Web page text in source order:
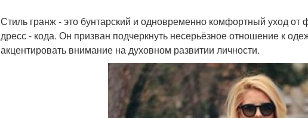
Стиль гранж - это бунтарский и одновременно комфортный уход
дресс - кода. Он призван подчеркнуть несерьёзное отношение к
акцентировать внимание на духовном развитии личности.